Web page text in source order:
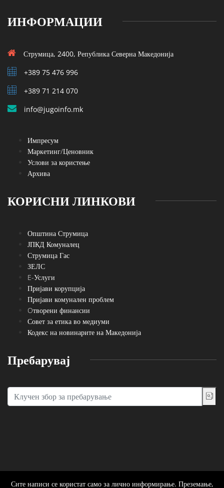
ИНФОРМАЦИИ
Струмица, 2400, Република Северна Македонија
+389 75 476 996
+389 71 214 070
info@jugoinfo.mk
Импресум
Маркетинг/Ценовник
Услови за користење
Архива
КОРИСНИ ЛИНКОВИ
Општина Струмица
ЈПКД Комуналец
Струмица Гас
ЗЕЛС
E-Услуги
Пријави корупција
Пријави комунален проблем
Oтворени финансии
Совет за етика во медиуми
Кодекс на новинарите на Македонија
Пребарувај
Сите написи се користат само за лично информирање. Преземање,